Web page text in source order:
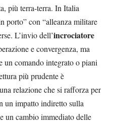
più terra-terra. In Italia
porto” con “alleanza militare
L’invio dell’incrociatore
e convergenza, ma
un comando integrato o piani
più prudente è
relazione che si rafforza per
un impatto indiretto sulla
un cambio immediato delle